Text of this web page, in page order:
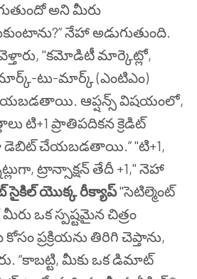
అని మీరు
నేహా అడుగుతుంది.
"కమోడిటీ మార్కెట్లో,
మార్క్-టు-మార్క్ (ఎంటిఎం)
ఆప్షన్స్ విషయంలో,
టి+1 ప్రాతిపదికన క్రెడిట్
చేయబడతాయి.” "టి+1,
ట్రాన్సాక్షన్ తేదీ +1," నెహా
సైకిల్ యొక్క రీక్యాప్"సెటిల్మెంట్
ఒక స్పష్టమైన చిత్రం
ప్రక్రియను తిరిగి చెప్తాను,
“కాబట్టి, మీకు ఒక డిమాట్